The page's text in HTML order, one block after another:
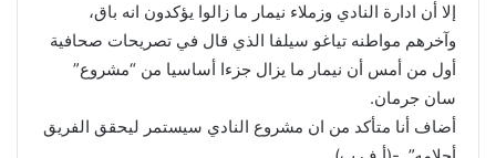
إلا أن ادارة النادي وزملاء نيمار ما زالوا يؤكدون انه باق،
وآخرهم مواطنه تياغو سيلفا الذي قال في تصريحات صحافية
أول من أمس أن نيمار ما يزال جزءا أساسيا من “مشروع”
سان جرمان.
أضاف أنا متأكد من ان مشروع النادي سيستمر ليحقق الفريق